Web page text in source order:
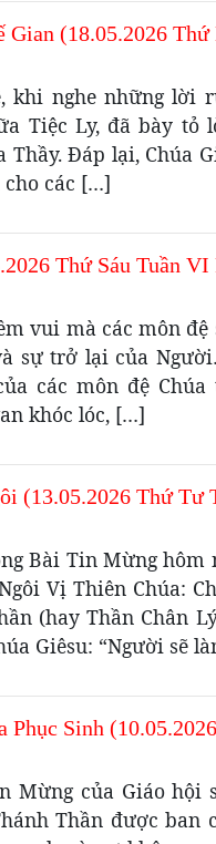
(18.05.2026 Thứ
khi nghe những lời
Tiệc Ly, đã bày tỏ
Đáp lại, Chúa
cho các […]
Thứ Sáu Tuần VI
vui mà các môn đệ
sự trở lại của
các môn đệ
khóc lóc, […]
(13.05.2026 Thứ Tư
Bài Tin Mừng hôm
Vị Thiên Chúa:
(hay Thần Chân
Giêsu: “Người sẽ
Phục Sinh
Mừng của Giáo hội
Thần được ban